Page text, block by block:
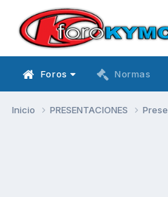
Foros Normas
Inicio PRESENTACIONES